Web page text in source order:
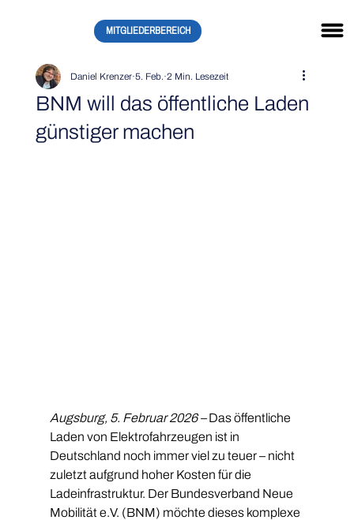
MITGLIEDERBEREICH
BNM will das öffentliche Laden
günstiger machen
Daniel Krenzer 5. Feb. 2 Min. Lesezeit
Augsburg, 5. Februar 2026 – Das öffentliche
Laden von Elektrofahrzeugen ist in
Deutschland noch immer viel zu teuer – nicht
zuletzt aufgrund hoher Kosten für die
Ladeinfrastruktur. Der Bundesverband Neue
Mobilität e.V. (BNM) möchte dieses komplexe